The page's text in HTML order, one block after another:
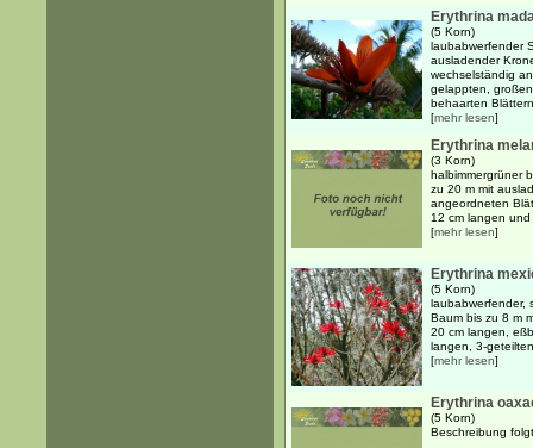
Erythrina
(5 Korn)
laubabwerfender
ausladender
wechselständig
gelappten,
behaarten
[mehr lesen]
Erythrina
(3 Korn)
halbimmergrüner
zu 20 m mit
angeordneten
12 cm langen
[mehr lesen]
Erythrina
(5 Korn)
laubabwerfender,
Baum bis zu 8 m
20 cm langen,
langen, 3-
[mehr lesen]
Erythrina
(5 Korn)
Beschreibung